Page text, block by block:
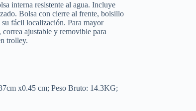
interna resistente al agua. Incluye
Bolsa con cierre al frente, bolsillo
fácil localización. Para mayor
ajustable y removible para
trolley.
x0.45 cm; Peso Bruto: 14.3KG;